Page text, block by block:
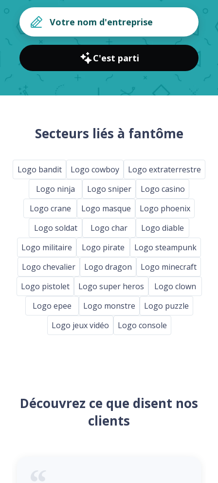
C'est parti
Secteurs liés à fantôme
Logo bandit Logo cowboy
Logo extraterrestre
Logo ninja
Logo sniper
Logo casino
Logo crane
Logo masque
Logo phoenix
Logo soldat
Logo char
Logo diable
Logo militaire
Logo pirate
Logo steampunk
Logo chevalier
Logo dragon
Logo minecraft
Logo pistolet
Logo super heros
Logo clown
Logo epee
Logo monstre
Logo puzzle
Logo jeux vidéo
Logo console
Découvrez ce que disent nos
clients